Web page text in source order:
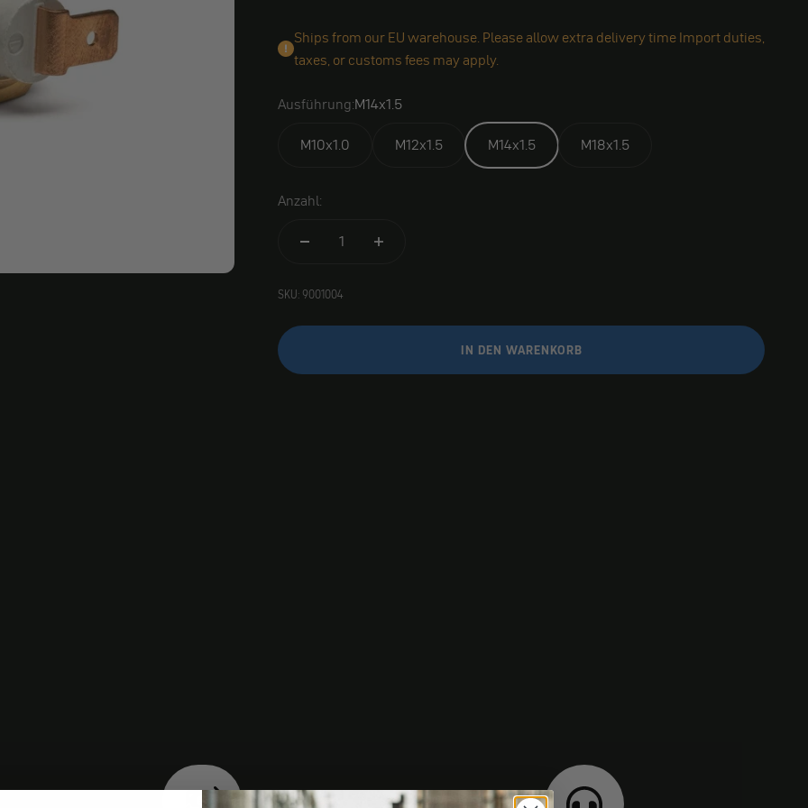
Ships from our EU warehouse. Please allow extra delivery time Import duties,
taxes, or customs fees may apply.
Ausführung:M14x1.5
M10x1.0 M12x1.5 M14x1.5 M18x1.5
Anzahl:
SKU: 9001004
IN DEN WARENKORB